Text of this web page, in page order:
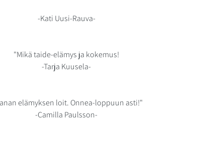
-Kati Uusi-Rauva-
"Mikä taide-elämys ja kokemus!
-Tarja Kuusela-
elämyksen loit. Onnea-loppuun asti!"
-Camilla Paulsson-